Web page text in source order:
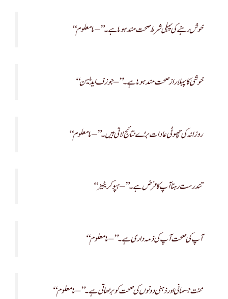
“خوش رہنے کی پہلی شرط صحت مند ہونا ہے۔” – نامعلوم
“خوشی کا پہلا راز صحت مند ہونا ہے۔” – جوزف ایڈیسن
“روزانہ کی چھوٹی عادات بڑے نتائج لاتی ہیں۔” – نامعلوم
“تندرست رہنا آپ کا فرض ہے۔” – ہپوکریٹیز
“آپ کی صحت آپ کی ذمہ داری ہے۔” – نامعلوم
“محنت جسمانی اور ذہنی دونوں کی صحت کو بڑھاتی ہے۔” – نامعلوم